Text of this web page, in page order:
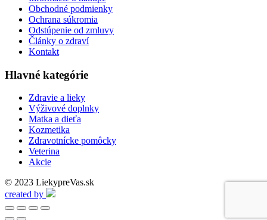
Obchodné podmienky
Ochrana súkromia
Odstúpenie od zmluvy
Články o zdraví
Kontakt
Hlavné kategórie
Zdravie a lieky
Výživové doplnky
Matka a dieťa
Kozmetika
Zdravotnícke pomôcky
Veterina
Akcie
© 2023 LiekypreVas.sk
created by